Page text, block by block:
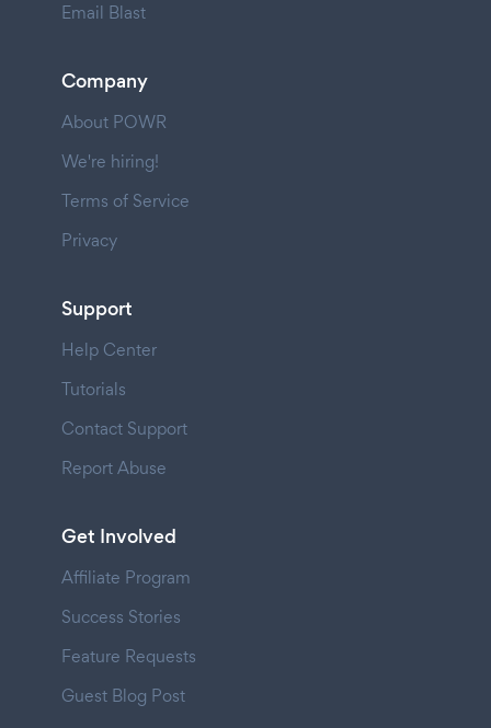
Email Blast
Company
About POWR
We're hiring!
Terms of Service
Privacy
Support
Help Center
Tutorials
Contact Support
Report Abuse
Get Involved
Affiliate Program
Success Stories
Feature Requests
Guest Blog Post